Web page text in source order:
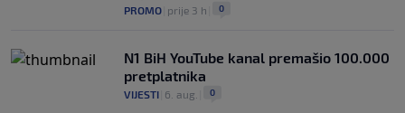
PROMO prije 3 h 0
N1 BiH YouTube kanal premašio 100.000
pretplatnika
VIJESTI 6. aug. 0